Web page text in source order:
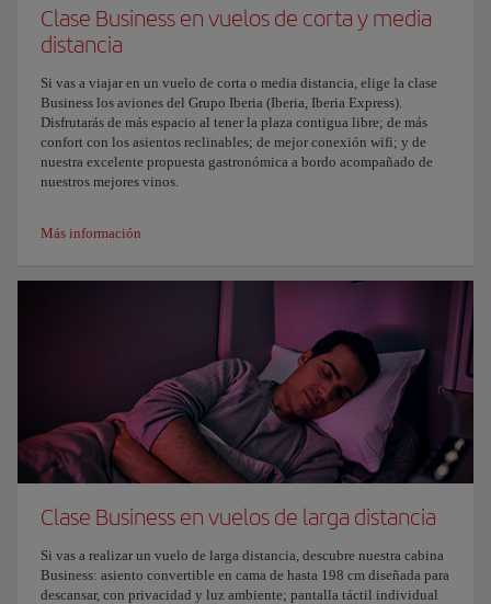
Clase Business en vuelos de corta y media
distancia
Si vas a viajar en un vuelo de corta o media distancia, elige la clase
Business los aviones del Grupo Iberia (Iberia, Iberia Express).
Disfrutarás de más espacio al tener la plaza contigua libre; de más
confort con los asientos reclinables; de mejor conexión wifi; y de
nuestra excelente propuesta gastronómica a bordo acompañado de
nuestros mejores vinos.
Más información
Clase Business en vuelos de larga distancia
Si vas a realizar un vuelo de larga distancia, descubre nuestra cabina
Business: asiento convertible en cama de hasta 198 cm diseñada para
descansar, con privacidad y luz ambiente; pantalla táctil individual